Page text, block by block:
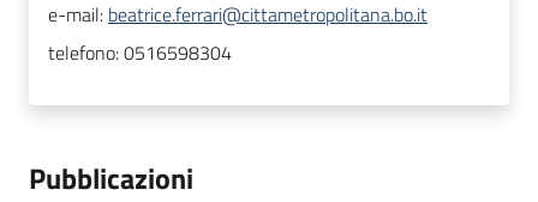
e-mail: beatrice.ferrari@cittametropolitana.bo.it
telefono:0516598304
Pubblicazioni